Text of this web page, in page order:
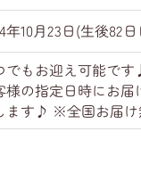
年10月23日(生後82
でもお迎え可能で
様の指定日時にお
ます♪ ※全国お届け